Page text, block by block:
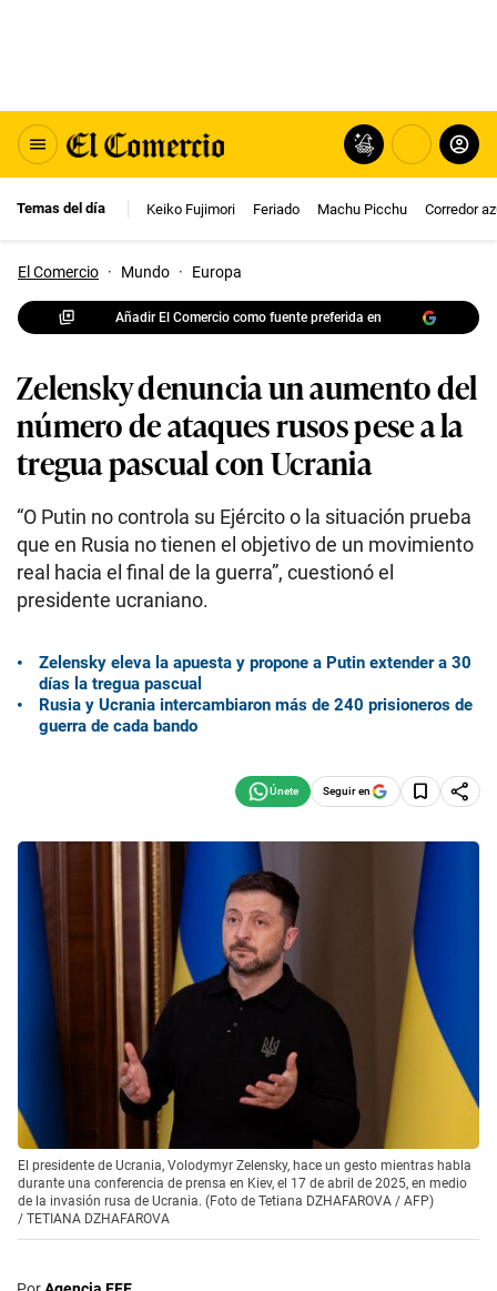
Temas del día Keiko Fujimori Feriado Machu Picchu Corredor
El Comercio · Mundo · Europa
Añadir El Comercio como fuente preferida en
Zelensky denuncia un aumento del
número de ataques rusos pese a la
tregua pascual con Ucrania
“O Putin no controla su Ejército o la situación prueba
que en Rusia no tienen el objetivo de un movimiento
real hacia el final de la guerra”, cuestionó el
presidente ucraniano.
Zelensky eleva la apuesta y propone a Putin extender a 30
días la tregua pascual
Rusia y Ucrania intercambiaron más de 240 prisioneros de
guerra de cada bando
Seguir en
El presidente de Ucrania, Volodymyr Zelensky, hace un gesto mientras habla
durante una conferencia de prensa en Kiev, el 17 de abril de 2025, en medio
de la invasión rusa de Ucrania. (Foto de Tetiana DZHAFAROVA / AFP)
/ TETIANA DZHAFAROVA